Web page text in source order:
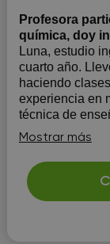
Profesora
química, doy
Luna, estudio
cuarto año.
haciendo
experiencia en
técnica de
clase mediante
Mostrar más